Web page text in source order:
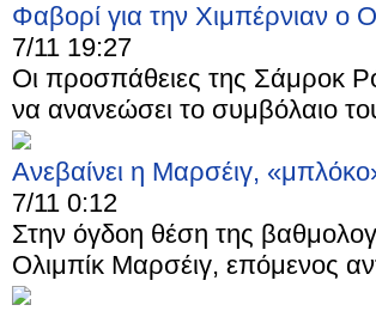
Φαβορί για την Χιμπέρνιαν ο
7/11 19:27
Οι προσπάθειες της Σάμροκ
να ανανεώσει το συμβόλαιο
Ανεβαίνει η Μαρσέιγ,
7/11 0:12
Στην όγδοη θέση της
Ολιμπίκ Μαρσέιγ, επόμενος